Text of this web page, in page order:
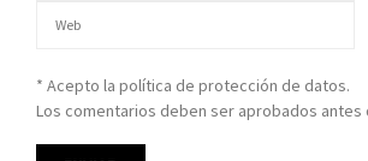
* Acepto la política de protección de datos.
Los comentarios deben ser aprobados antes